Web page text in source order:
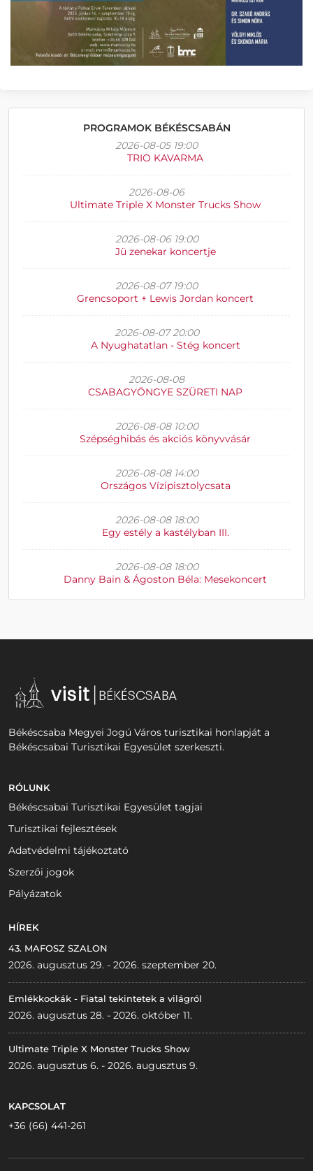
PROGRAMOK BÉKÉSCSABÁN
2026-08-05 19:00
TRIO KAVARMA
2026-08-06
Ultimate Triple X Monster Trucks Show
2026-08-06 19:00
Jü zenekar koncertje
2026-08-07 19:00
Grencsoport + Lewis Jordan koncert
2026-08-07 20:00
A Nyughatatlan - Stég koncert
2026-08-08
CSABAGYÖNGYE SZÜRETI NAP
2026-08-08 10:00
Szépséghibás és akciós könyvvásár
2026-08-08 14:00
Országos Vízipisztolycsata
2026-08-08 18:00
Egy estély a kastélyban III.
2026-08-08 18:00
Danny Bain & Ágoston Béla: Mesekoncert
Békéscsaba Megyei Jogú Város turisztikai honlapját a
Békéscsabai Turisztikai Egyesület szerkeszti.
RÓLUNK
Békéscsabai Turisztikai Egyesület tagjai
Turisztikai fejlesztések
Adatvédelmi tájékoztató
Szerzői jogok
Pályázatok
HÍREK
43. MAFOSZ SZALON
2026. augusztus 29. - 2026. szeptember 20.
Emlékkockák - Fiatal tekintetek a világról
2026. augusztus 28. - 2026. október 11.
Ultimate Triple X Monster Trucks Show
2026. augusztus 6. - 2026. augusztus 9.
KAPCSOLAT
+36 (66) 441-261